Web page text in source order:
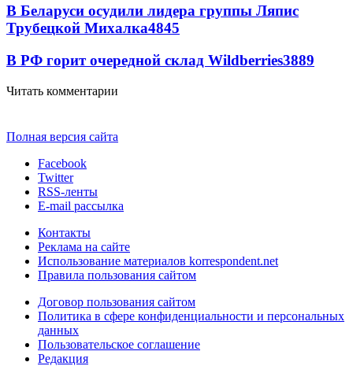
В Беларуси осудили лидера группы Ляпис
Трубецкой Михалка4845
В РФ горит очередной склад Wildberries3889
Читать комментарии
Полная версия сайта
Facebook
Twitter
RSS-ленты
E-mail рассылка
Контакты
Реклама на сайте
Использование материалов korrespondent.net
Правила пользования сайтом
Договор пользования сайтом
Политика в сфере конфиденциальности и персональных
данных
Пользовательское соглашение
Редакция